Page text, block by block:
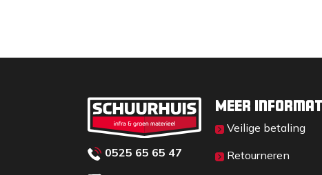
0525 65 65 47
Meer
Veilige betaling
Retourneren